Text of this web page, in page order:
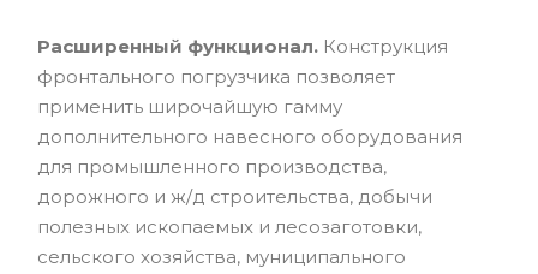
Расширенный функционал. Конструкция
фронтального погрузчика позволяет
применить широчайшую гамму
дополнительного навесного оборудования
для промышленного производства,
дорожного и ж/д строительства, добычи
полезных ископаемых и лесозаготовки,
сельского хозяйства, муниципального